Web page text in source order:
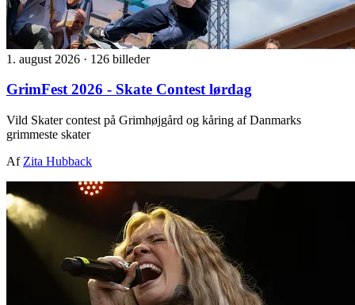
1. august 2026 · 126 billeder
GrimFest 2026 - Skate Contest lørdag
Vild Skater contest på Grimhøjgård og kåring af Danmarks
grimmeste skater
Af Zita Hubback